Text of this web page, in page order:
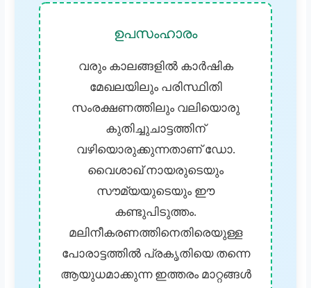
ഉപസംഹാരം
വരും കാലങ്ങളിൽ കാർഷിക
മേഖലയിലും പരിസ്ഥിതി
സംരക്ഷണത്തിലും വലിയൊരു
കുതിച്ചുചാട്ടത്തിന്
വഴിയൊരുക്കുന്നതാണ് ഡോ.
വൈശാഖ് നായരുടെയും
സൗമ്യയുടെയും ഈ
കണ്ടുപിടുത്തം.
മലിനീകരണത്തിനെതിരെയുള്ള
പോരാട്ടത്തിൽ പ്രകൃതിയെ തന്നെ
ആയുധമാക്കുന്ന ഇത്തരം മാറ്റങ്ങൾ